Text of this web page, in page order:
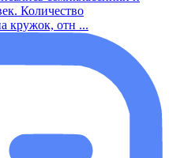
Количество
кружок, отн ...